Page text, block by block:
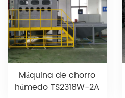
Máquina de chorro
húmedo TS2318W-2A